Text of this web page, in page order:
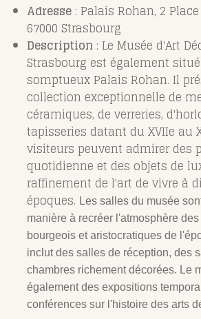
Adresse : Palais Rohan, 2
67000 Strasbourg
Description : Le Musée d'Art
Strasbourg est également
somptueux Palais Rohan. Il
collection exceptionnelle de
céramiques, de verreries,
tapisseries datant du XVIIe au
visiteurs peuvent admirer des
quotidienne et des objets de
raffinement de l'art de vivre à
époques. Les salles du musée
manière à recréer l'atmosphère
bourgeois et aristocratiques de
inclut des salles de réception, des
chambres richement décorées. Le
également des expositions
conférences sur l'histoire des arts